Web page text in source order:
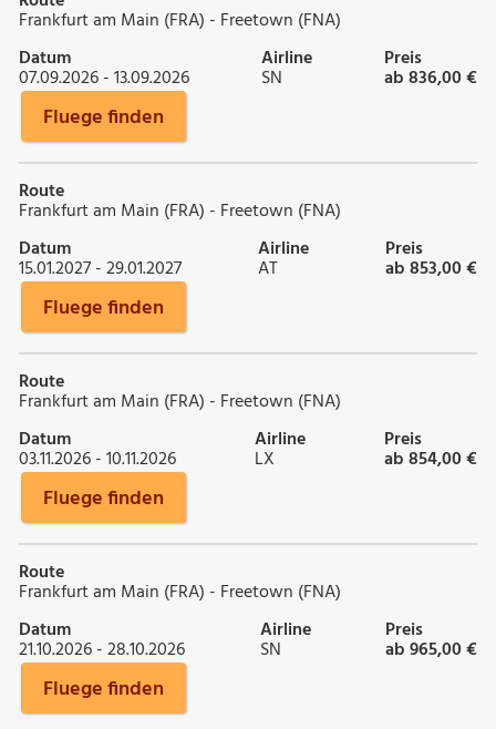
Frankfurt am Main (FRA) - Freetown (FNA)
Datum
07.09.2026 - 13.09.2026
Airline
SN
Preis
ab 836,00 €
Fluege finden
Route
Frankfurt am Main (FRA) - Freetown (FNA)
Datum
15.01.2027 - 29.01.2027
Airline
AT
Preis
ab 853,00 €
Fluege finden
Route
Frankfurt am Main (FRA) - Freetown (FNA)
Datum
03.11.2026 - 10.11.2026
Airline
LX
Preis
ab 854,00 €
Fluege finden
Route
Frankfurt am Main (FRA) - Freetown (FNA)
Datum
21.10.2026 - 28.10.2026
Airline
SN
Preis
ab 965,00 €
Fluege finden